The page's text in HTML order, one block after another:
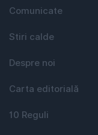
Comunicate
Stiri calde
Despre noi
Carta editorială
10 Reguli